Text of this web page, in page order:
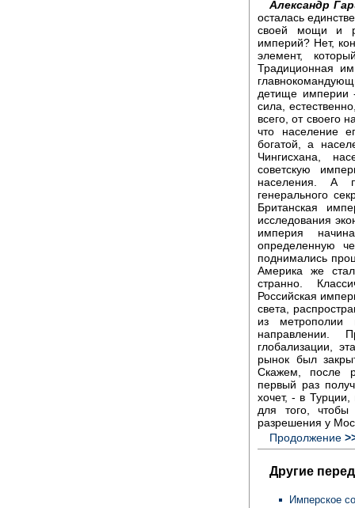
Александр
осталась
своей мощи и
империй? Нет,
элемент,
Традиционная
детище империи
сила,
всего, от своего
что население
богатой, а
Чингисхана,
советскую
населения. А
генерального
Британская
исследования
империя
определенную
поднимались
Америка же
странно.
Российская
света,
из
направлении.
глобализации,
рынок был
Скажем, после
первый раз
хочет, - в
для того, чтобы
разрешения у
Продолжение
Другие
Имперское